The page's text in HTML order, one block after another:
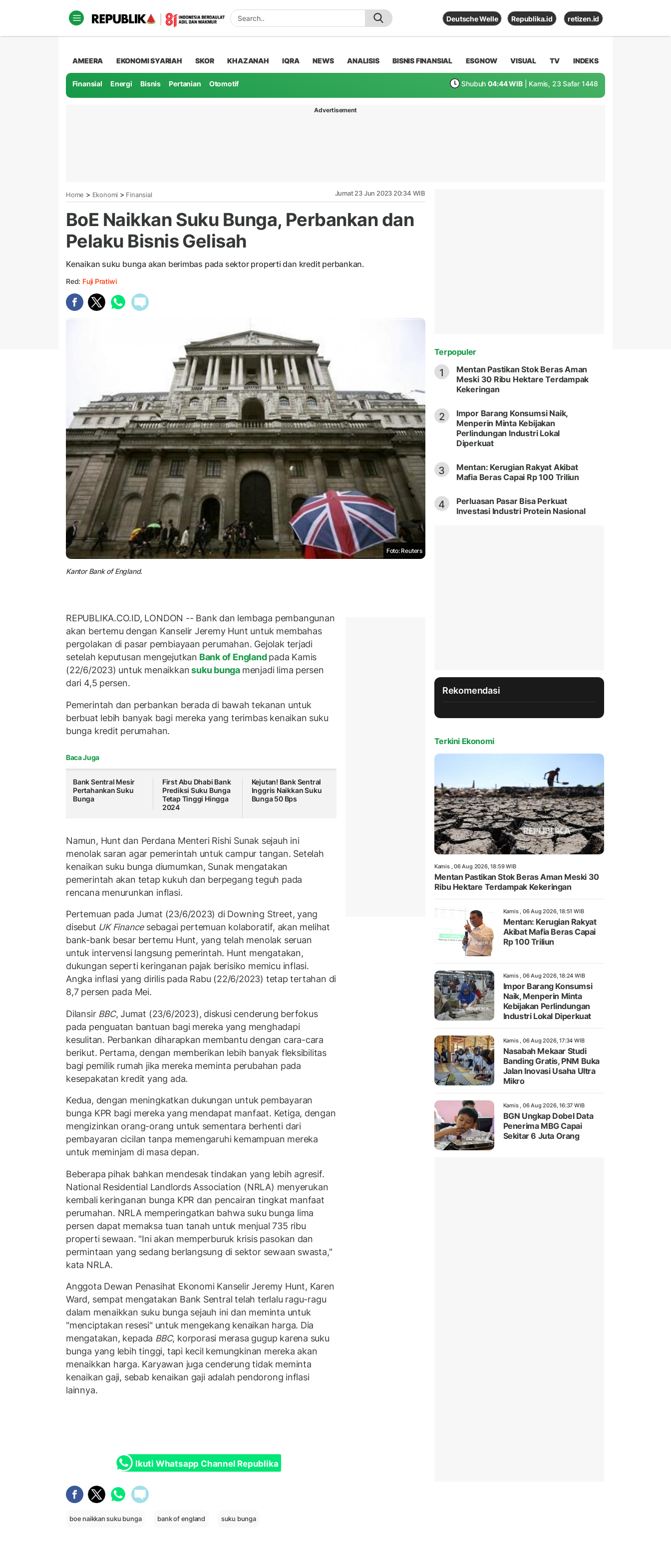
Deutsche Welle Republika.id retizen.id
AMEERA EKONOMI SYARIAH SKOR KHAZANAH IQRA NEWS ANALISIS BISNIS FINANSIAL ESGNOW VISUAL TV INDEKS
Finansial Energi Bisnis Pertanian Otomotif Shubuh 04:44 WIB | Kamis, 23 Safar 1448
Advertisement
Home > Ekonomi > Finansial Jumat 23 Jun 2023 20:34 WIB
BoE Naikkan Suku Bunga, Perbankan dan
Pelaku Bisnis Gelisah
Kenaikan suku bunga akan berimbas pada sektor properti dan kredit perbankan.
Red: Fuji Pratiwi
Foto: Reuters
Kantor Bank of England.
REPUBLIKA.CO.ID, LONDON -- Bank dan lembaga pembangunan
akan bertemu dengan Kanselir Jeremy Hunt untuk membahas
pergolakan di pasar pembiayaan perumahan. Gejolak terjadi
setelah keputusan mengejutkan Bank of Englandpada Kamis
(22/6/2023) untuk menaikkansuku bunga menjadi lima persen
dari 4,5 persen.
Pemerintah dan perbankan berada di bawah tekanan untuk
berbuat lebih banyak bagi mereka yang terimbas kenaikan suku
bunga kredit perumahan.
Baca Juga
Bank Sentral Mesir
Pertahankan Suku
Bunga
First Abu Dhabi Bank
Prediksi Suku Bunga
Tetap Tinggi Hingga
2024
Kejutan! Bank Sentral
Inggris Naikkan Suku
Bunga 50 Bps
Namun, Hunt dan Perdana Menteri Rishi Sunak sejauh ini
menolak saran agar pemerintah untuk campur tangan. Setelah
kenaikan suku bunga diumumkan, Sunak mengatakan
pemerintah akan tetap kukuh dan berpegang teguh pada
rencana menurunkan inflasi.
Pertemuan pada Jumat (23/6/2023) di Downing Street, yang
disebut UK Financesebagai pertemuan kolaboratif, akan melihat
bank-bank besar bertemu Hunt, yang telah menolak seruan
untuk intervensi langsung pemerintah. Hunt mengatakan,
dukungan seperti keringanan pajak berisiko memicu inflasi.
Angka inflasi yang dirilis pada Rabu (22/6/2023) tetap tertahan di
8,7 persen pada Mei.
Dilansir BBC, Jumat (23/6/2023), diskusi cenderung berfokus
pada penguatan bantuan bagi mereka yang menghadapi
kesulitan. Perbankan diharapkan membantu dengan cara-cara
berikut. Pertama, dengan memberikan lebih banyak fleksibilitas
bagi pemilik rumah jika mereka meminta perubahan pada
kesepakatan kredit yang ada.
Kedua, dengan meningkatkan dukungan untuk pembayaran
bunga KPR bagi mereka yang mendapat manfaat. Ketiga, dengan
mengizinkan orang-orang untuk sementara berhenti dari
pembayaran cicilan tanpa memengaruhi kemampuan mereka
untuk meminjam di masa depan.
Beberapa pihak bahkan mendesak tindakan yang lebih agresif.
National Residential Landlords Association (NRLA) menyerukan
kembali keringanan bunga KPR dan pencairan tingkat manfaat
perumahan. NRLA memperingatkan bahwa suku bunga lima
persen dapat memaksa tuan tanah untuk menjual 735 ribu
properti sewaan. "Ini akan memperburuk krisis pasokan dan
permintaan yang sedang berlangsung di sektor sewaan swasta,"
kata NRLA.
Anggota Dewan Penasihat Ekonomi Kanselir Jeremy Hunt, Karen
Ward, sempat mengatakan Bank Sentral telah terlalu ragu-ragu
dalam menaikkan suku bunga sejauh ini dan meminta untuk
"menciptakan resesi" untuk mengekang kenaikan harga. Dia
mengatakan, kepada BBC, korporasi merasa gugup karena suku
bunga yang lebih tinggi, tapi kecil kemungkinan mereka akan
menaikkan harga. Karyawan juga cenderung tidak meminta
kenaikan gaji, sebab kenaikan gaji adalah pendorong inflasi
lainnya.
Ikuti Whatsapp Channel Republika
boe naikkan suku bunga bank of england suku bunga
Terpopuler
1
Mentan Pastikan Stok Beras Aman
Meski 30 Ribu Hektare Terdampak
Kekeringan
2
Impor Barang Konsumsi Naik,
Menperin Minta Kebijakan
Perlindungan Industri Lokal
Diperkuat
3
Mentan: Kerugian Rakyat Akibat
Mafia Beras Capai Rp 100 Triliun
4
Perluasan Pasar Bisa Perkuat
Investasi Industri Protein Nasional
Rekomendasi
Terkini Ekonomi
Kamis , 06 Aug 2026, 18:59 WIB
Mentan Pastikan Stok Beras Aman Meski 30
Ribu Hektare Terdampak Kekeringan
Kamis , 06 Aug 2026, 18:51 WIB
Mentan: Kerugian Rakyat
Akibat Mafia Beras Capai
Rp 100 Triliun
Kamis , 06 Aug 2026, 18:24 WIB
Impor Barang Konsumsi
Naik, Menperin Minta
Kebijakan Perlindungan
Industri Lokal Diperkuat
Kamis , 06 Aug 2026, 17:34 WIB
Nasabah Mekaar Studi
Banding Gratis, PNM Buka
Jalan Inovasi Usaha Ultra
Mikro
Kamis , 06 Aug 2026, 16:37 WIB
BGN Ungkap Dobel Data
Penerima MBG Capai
Sekitar 6 Juta Orang